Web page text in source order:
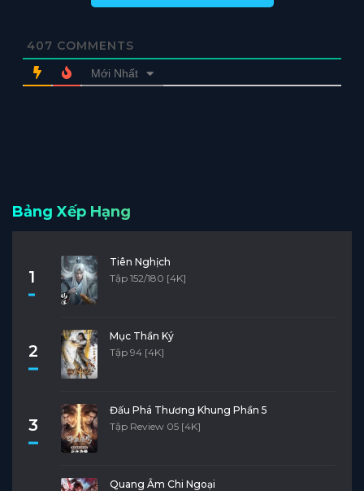
407 COMMENTS
Mới Nhất
Bảng Xếp Hạng
1
Tiên Nghịch
Tập 152/180 [4K]
2
Mục Thần Ký
Tập 94 [4K]
3
Đấu Phá Thương Khung Phần 5
Tập Review 05 [4K]
Quang Âm Chi Ngoại